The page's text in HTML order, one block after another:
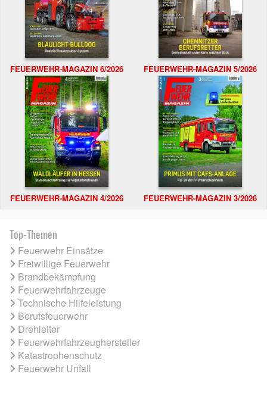
FEUERWEHR-MAGAZIN 6/2026 FEUERWEHR-MAGAZIN 5/2026
FEUERWEHR-MAGAZIN 4/2026 FEUERWEHR-MAGAZIN 3/2026
Top-Themen
Feuerwehr Einsätze
Freiwillige Feuerwehr
Brandbekämpfung
Feuerwehrfahrzeuge
Technische Hilfeleistung
Berufsfeuerwehr
Drehleiter
Feuerwehrfahrzeughersteller
Katastrophenschutz
Feuerwehr Unfall